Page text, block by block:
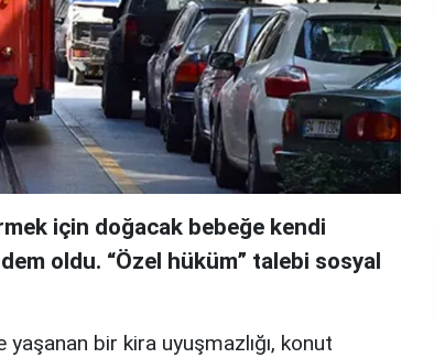
için doğacak bebeğe kendi
oldu. “Özel hüküm” talebi sosyal
bir kira uyuşmazlığı, konut